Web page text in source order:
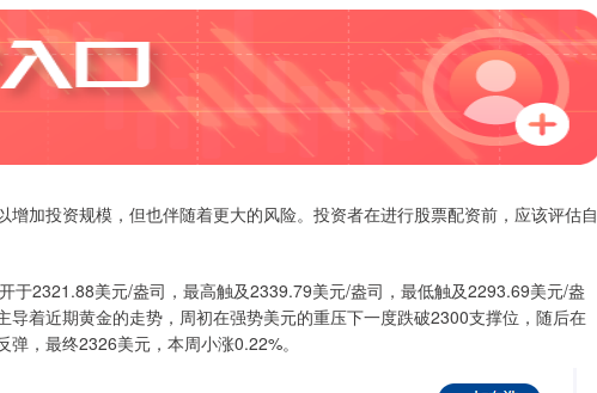
加投资规模，但也伴随着更大的风险。投资者在进行股票配资前，应该评估自
2321.88美元/盎司，最高触及2339.79美元/盎司，最低触及2293.69美元/盎
着近期黄金的走势，周初在强势美元的重压下一度跌破2300支撑位，随后在
，最终2326美元，本周小涨0.22%。